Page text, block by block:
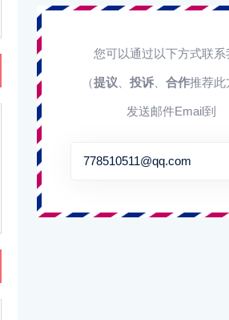
您可以通过以下方式联系
（提议 投诉、 合作推荐此
发送邮件Email到
778510511@qq.com